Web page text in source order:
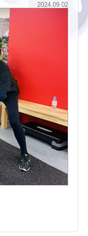
2024.09.02